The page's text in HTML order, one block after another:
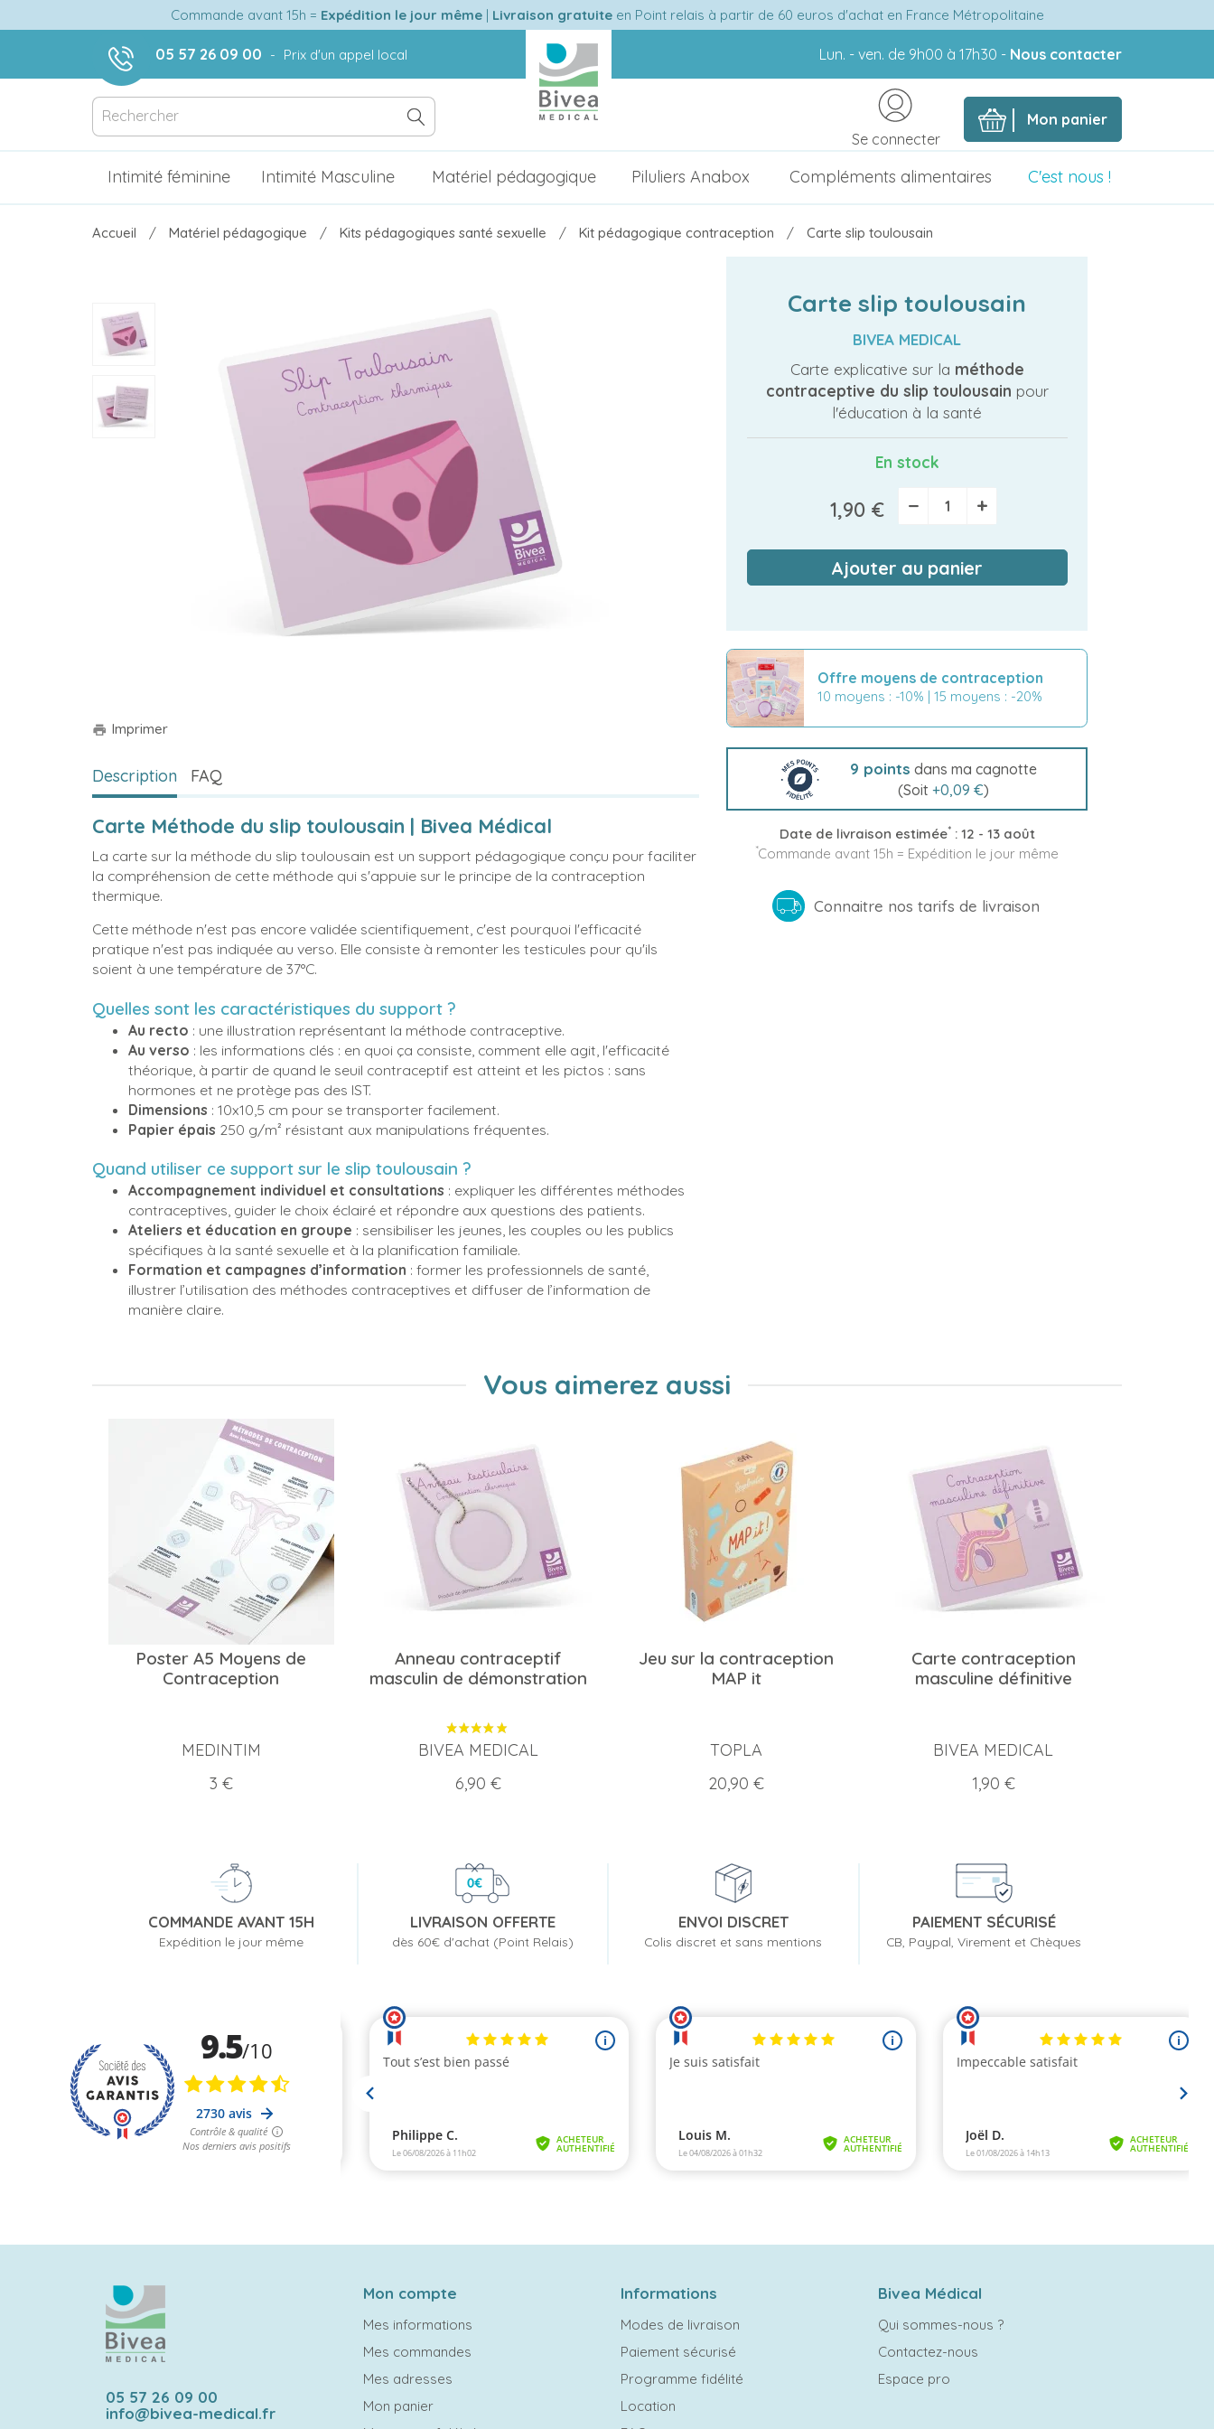
Commande avant 15h = Expédition le jour même| Livraison gratuiteen Point relais à partir de 60 euros d'achat en France Métropolitaine
05 57 26 09 00 - Prix d'un appel local Lun. - ven. de 9h00 à 17h30 - Nous contacter
Mon panier
Se connecter
Intimité féminine Intimité Masculine Matériel pédagogique Piluliers Anabox Compléments alimentaires C'est nous !
Accueil Matériel pédagogique Kits pédagogiques santé sexuelle Kit pédagogique contraception Carte slip toulousain
print Imprimer
Carte slip toulousain
BIVEA MEDICAL
Carte explicative sur la méthode
contraceptive du slip toulousain pour
l'éducation à la santé
En stock
1,90 € − +
Ajouter au panier
Offre moyens de contraception
10 moyens : -10% | 15 moyens : -20%
9 points dans ma cagnotte
(Soit +0,09 €)
Date de livraison estimée*: 12 - 13 août
*Commande avant 15h = Expédition le jour même
Connaitre nos tarifs de livraison
Description FAQ
Carte Méthode du slip toulousain | Bivea Médical
La carte sur la méthode du slip toulousain est un support pédagogique conçu pour faciliter
la compréhension de cette méthode qui s'appuie sur le principe de la contraception
thermique.
Cette méthode n'est pas encore validée scientifiquement, c'est pourquoi l'efficacité
pratique n'est pas indiquée au verso. Elle consiste à remonter les testicules pour qu'ils
soient à une température de 37°C.
Quelles sont les caractéristiques du support ?
Au recto : une illustration représentant la méthode contraceptive.
Au verso : les informations clés : en quoi ça consiste, comment elle agit, l'efficacité
théorique, à partir de quand le seuil contraceptif est atteint et les pictos : sans
hormones et ne protège pas des IST.
Dimensions : 10x10,5 cm pour se transporter facilement.
Papier épais 250 g/m² résistant aux manipulations fréquentes.
Quand utiliser ce support sur le slip toulousain ?
Accompagnement individuel et consultations : expliquer les différentes méthodes
contraceptives, guider le choix éclairé et répondre aux questions des patients.
Ateliers et éducation en groupe : sensibiliser les jeunes, les couples ou les publics
spécifiques à la santé sexuelle et à la planification familiale.
Formation et campagnes d’information : former les professionnels de santé,
illustrer l’utilisation des méthodes contraceptives et diffuser de l’information de
manière claire.
Vous aimerez aussi
Poster A5 Moyens de
Contraception
MEDINTIM
Prix
3 €
Anneau contraceptif
masculin de démonstration
BIVEA MEDICAL
Prix
6,90 €
Jeu sur la contraception
MAP it
TOPLA
Prix
20,90 €
Carte contraception
masculine définitive
BIVEA MEDICAL
Prix
1,90 €
COMMANDE AVANT 15H
Expédition le jour même
LIVRAISON OFFERTE
dès 60€ d'achat (Point Relais)
ENVOI DISCRET
Colis discret et sans mentions
PAIEMENT SÉCURISÉ
CB, Paypal, Virement et Chèques
05 57 26 09 00
info@bivea-medical.fr
Mon compte
Mes informations
Mes commandes
Mes adresses
Mon panier
Informations
Modes de livraison
Paiement sécurisé
Programme fidélité
Location
Bivea Médical
Qui sommes-nous ?
Contactez-nous
Espace pro